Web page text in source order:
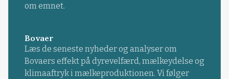
om emnet.
Bovaer
Læs de seneste nyheder og analyser om
Bovaers effekt på dyrevelfærd, mælkeydelse og
klimaaftryk i mælkeproduktionen. Vi følger